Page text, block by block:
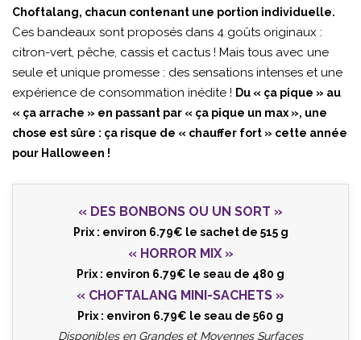
Choftalang, chacun contenant une portion individuelle.
Ces bandeaux sont proposés dans 4 goûts originaux :
citron-vert, pêche, cassis et cactus ! Mais tous avec une
seule et unique promesse : des sensations intenses et une
expérience de consommation inédite ! Du « ça pique » au
« ça arrache » en passant par « ça pique un max », une
chose est sûre : ça risque de « chauffer fort » cette année
pour Halloween !
« DES BONBONS OU UN SORT »
Prix : environ 6.79€ le sachet de 515 g
« HORROR MIX »
Prix : environ 6.79€ le seau de 480 g
« CHOFTALANG MINI-SACHETS »
Prix : environ 6.79€ le seau de 560 g
Disponibles en Grandes et Moyennes Surfaces